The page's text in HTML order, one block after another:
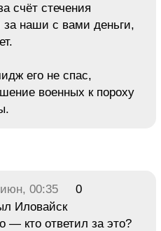
счёт стечения
за наши с вами деньги,
его не спас,
военных к пороху
00:35
0
Иловайск
— кто ответил за это?